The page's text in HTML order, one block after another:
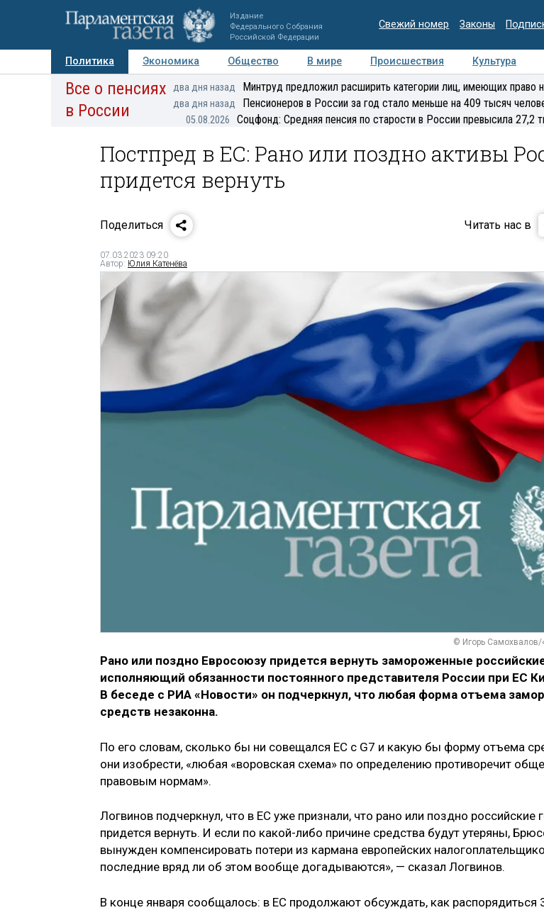
Издание
Федерального Собрания
Российской Федерации
Свежий номер Законы
Политика Экономика Общество В мире Происшествия Культура
Авторы Персоны Мнения Регионы Медиацентр Интервью
Все о пенсиях
в России
два дня назад Минтруд предложил расширить категории лиц, имеющих право
два дня назад Пенсионеров в России за год стало меньше на 409 тысяч
05.08.2026 Соцфонд: Средняя пенсия по старости в России превысила 27,2
Постпред в ЕС: Рано или поздно активы
придется вернуть
Поделиться Читать нас в
07.03.2023 09:20
Автор: Юлия Катенёва
© Игорь Самохвалов/
Рано или поздно Евросоюзу придется вернуть замороженные
исполняющий обязанности постоянного представителя России при ЕС
В беседе с РИА «Новости» он подчеркнул, что любая форма отъема
средств незаконна.
По его словам, сколько бы ни совещался ЕС с G7 и какую бы форму отъема
они изобрести, «любая «воровская схема» по определению противоречит
правовым нормам».
Логвинов подчеркнул, что в ЕС уже признали, что рано или поздно российские
придется вернуть. И если по какой-либо причине средства будут утеряны,
вынужден компенсировать потери из кармана европейских
последние вряд ли об этом вообще догадываются», — сказал Логвинов.
В конце января сообщалось: в ЕС продолжают обсуждать, как распорядиться